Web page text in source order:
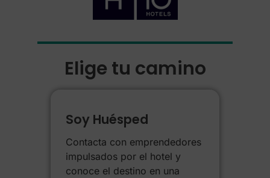
Elige tu camino
Soy Huésped
Contacta con emprendedores
impulsados por el hotel y
conoce el destino en una